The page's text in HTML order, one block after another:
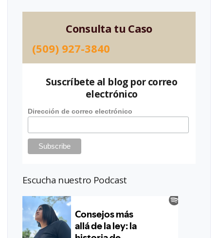
Consulta tu Caso
(509) 927-3840
Suscríbete al blog por correo
electrónico
Dirección de correo electrónico
Escucha nuestro Podcast